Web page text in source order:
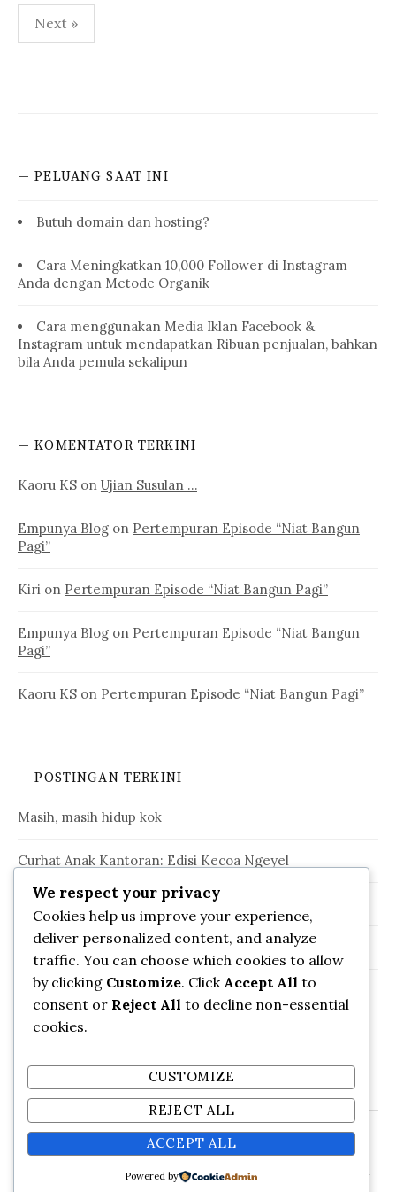
Posts
pagination
Next »
— PELUANG SAAT INI
Butuh domain dan hosting?
Cara Meningkatkan 10,000 Follower di Instagram
Anda dengan Metode Organik
Cara menggunakan Media Iklan Facebook &
Instagram untuk mendapatkan Ribuan penjualan, bahkan
bila Anda pemula sekalipun
— KOMENTATOR TERKINI
Kaoru KS on Ujian Susulan …
Empunya Blog on Pertempuran Episode “Niat Bangun
Pagi”
Kiri on Pertempuran Episode “Niat Bangun Pagi”
Empunya Blog on Pertempuran Episode “Niat Bangun
Pagi”
Kaoru KS on Pertempuran Episode “Niat Bangun Pagi”
-- POSTINGAN TERKINI
Masih, masih hidup kok
Curhat Anak Kantoran: Edisi Kecoa Ngeyel
Kelinci oh Kelinci ……..
Pertempuran Episode “Niat Bangun Pagi”
Pengorbanan Sang Dokter
© 2026Rehat Sejenak …
WordPress |Theme:Graphy
We respect your privacy
Cookies help us improve your experience,
deliver personalized content, and analyze
traffic. You can choose which cookies to allow
by clicking Customize. Click Accept All to
consent or Reject All to decline non-essential
cookies.
CUSTOMIZE
REJECT ALL
ACCEPT ALL
Powered by